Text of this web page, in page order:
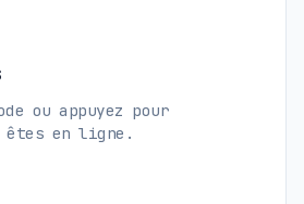
ou appuyez pour
en ligne.